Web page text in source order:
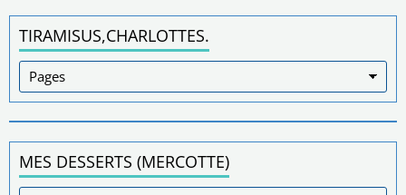
TIRAMISUS,CHARLOTTES.
MES DESSERTS (MERCOTTE)